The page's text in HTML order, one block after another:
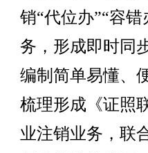
销“代位办”“容
务，形成即时同
编制简单易懂、
梳理形成《证照
业注销业务，联